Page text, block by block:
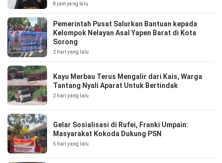
8 jam yang lalu
Pemerintah Pusat Salurkan Bantuan kepada
Kelompok Nelayan Asal Yapen Barat di Kota
Sorong
2 hari yang lalu
Kayu Merbau Terus Mengalir dari Kais, Warga
Tantang Nyali Aparat Untuk Bertindak
2 hari yang lalu
Gelar Sosialisasi di Rufei, Franki Umpain:
Masyarakat Kokoda Dukung PSN
5 hari yang lalu